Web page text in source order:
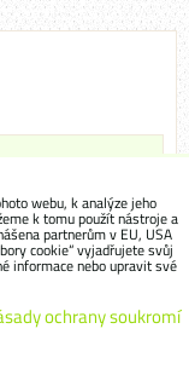
webu, k analýze jeho
k tomu použít nástroje a
partnerům v EU, USA
cookie“ vyjadřujete svůj
informace nebo upravit své
ochrany soukromí